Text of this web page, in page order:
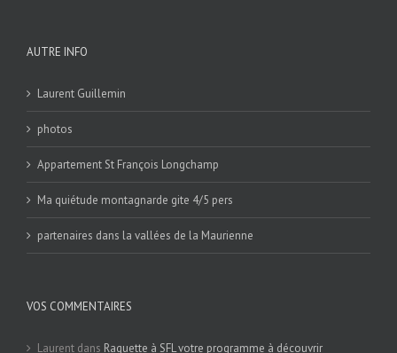
AUTRE INFO
Laurent Guillemin
photos
Appartement St François Longchamp
Ma quiétude montagnarde gite 4/5 pers
partenaires dans la vallées de la Maurienne
VOS COMMENTAIRES
Laurent dans Raquette à SFL votre programme à découvrir